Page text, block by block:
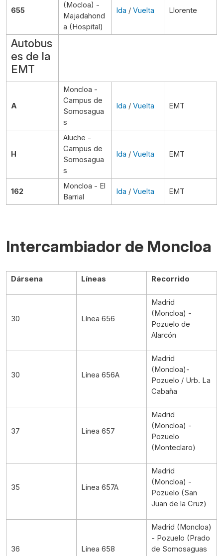
655
(Mocloa) -
Majadahond
a (Hospital)
Ida / Vuelta Llorente
Autobus
es de la
EMT
A
Moncloa -
Campus de
Somosagua
s
Ida / Vuelta EMT
H
Aluche -
Campus de
Somosagua
s
Ida / Vuelta EMT
162
Moncloa - El
Barrial
Ida / Vuelta EMT
Intercambiador de Moncloa
Dársena Líneas Recorrido
30 Línea 656
Madrid
(Moncloa) -
Pozuelo de
Alarcón
30 Línea 656A
Madrid
(Moncloa)-
Pozuelo / Urb. La
Cabaña
37 Línea 657
Madrid
(Moncloa) -
Pozuelo
(Monteclaro)
35 Línea 657A
Madrid
(Moncloa) -
Pozuelo (San
Juan de la Cruz)
36 Línea 658
Madrid (Moncloa)
- Pozuelo (Prado
de Somosaguas